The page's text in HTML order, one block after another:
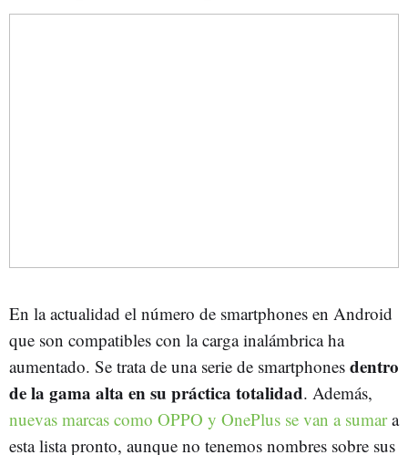
En la actualidad el número de smartphones en Android
que son compatibles con la carga inalámbrica ha
aumentado. Se trata de una serie de smartphones dentro
de la gama alta en su práctica totalidad. Además,
nuevas marcas como OPPO y OnePlus se van a sumara
esta lista pronto, aunque no tenemos nombres sobre sus